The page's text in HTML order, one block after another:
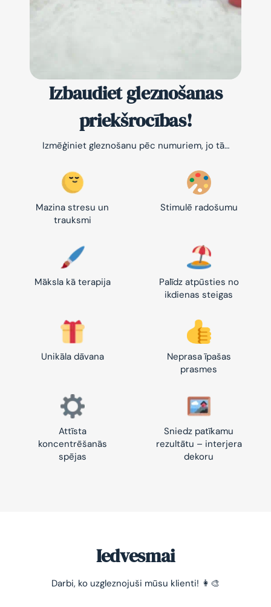
Izbaudiet gleznošanas
priekšrocības!
Izmēģiniet gleznošanu pēc numuriem, jo tā…
Mazina stresu un
trauksmi
Stimulē radošumu
Māksla kā terapija
Palīdz atpūsties no
ikdienas steigas
Unikāla dāvana
Neprasa īpašas
prasmes
Attīsta
koncentrēšanās
spējas
Sniedz patīkamu
rezultātu – interjera
dekoru
Iedvesmai
Darbi, ko uzgleznojuši mūsu klienti! 👩‍🎨
-10% pirmajam pasūtījumam
Vienkāršs veids, kā atslābināties un nomierināt